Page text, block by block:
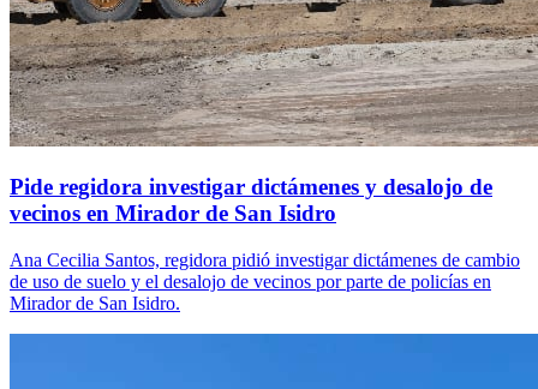
Pide regidora investigar dictámenes y desalojo de
vecinos en Mirador de San Isidro
Ana Cecilia Santos, regidora pidió investigar dictámenes de cambio
de uso de suelo y el desalojo de vecinos por parte de policías en
Mirador de San Isidro.